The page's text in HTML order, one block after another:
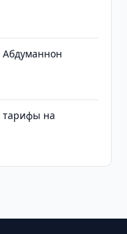
Абдуманнон
тарифы на